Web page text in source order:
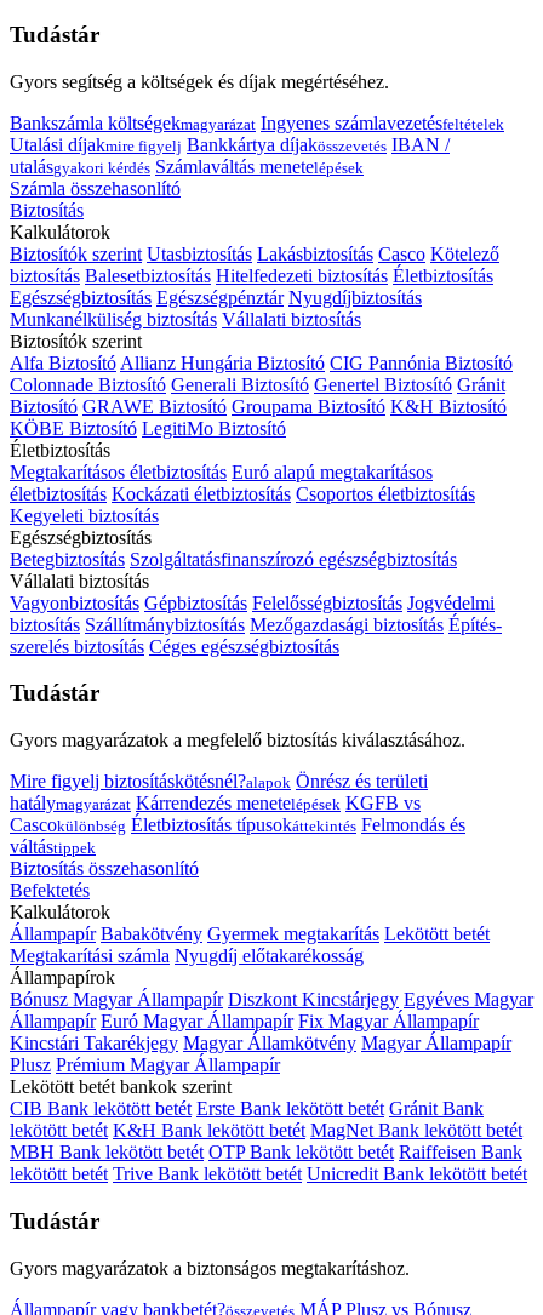
Tudástár
Gyors segítség a költségek és díjak megértéséhez.
Bankszámla költségekmagyarázat Ingyenes számlavezetésfeltételek
Utalási díjakmire figyelj Bankkártya díjakösszevetés IBAN /
utalásgyakori kérdés Számlaváltás menetelépések
Számla összehasonlító
Biztosítás
Kalkulátorok
Biztosítók szerint Utasbiztosítás Lakásbiztosítás Casco Kötelező
biztosítás Balesetbiztosítás Hitelfedezeti biztosítás Életbiztosítás
Egészségbiztosítás Egészségpénztár Nyugdíjbiztosítás
Munkanélküliség biztosítás Vállalati biztosítás
Biztosítók szerint
Alfa Biztosító Allianz Hungária Biztosító CIG Pannónia Biztosító
Colonnade Biztosító Generali Biztosító Genertel Biztosító Gránit
Biztosító GRAWE Biztosító Groupama Biztosító K&H Biztosító
KÖBE Biztosító LegitiMo Biztosító
Életbiztosítás
Megtakarításos életbiztosítás Euró alapú megtakarításos
életbiztosítás Kockázati életbiztosítás Csoportos életbiztosítás
Kegyeleti biztosítás
Egészségbiztosítás
Betegbiztosítás Szolgáltatásfinanszírozó egészségbiztosítás
Vállalati biztosítás
Vagyonbiztosítás Gépbiztosítás Felelősségbiztosítás Jogvédelmi
biztosítás Szállítmánybiztosítás Mezőgazdasági biztosítás Építés-
szerelés biztosítás Céges egészségbiztosítás
Tudástár
Gyors magyarázatok a megfelelő biztosítás kiválasztásához.
Mire figyelj biztosításkötésnél?alapok Önrész és területi
hatálymagyarázat Kárrendezés menetelépések KGFB vs
Cascokülönbség Életbiztosítás típusokáttekintés Felmondás és
váltástippek
Biztosítás összehasonlító
Befektetés
Kalkulátorok
Állampapír Babakötvény Gyermek megtakarítás Lekötött betét
Megtakarítási számla Nyugdíj előtakarékosság
Állampapírok
Bónusz Magyar Állampapír Diszkont Kincstárjegy Egyéves Magyar
Állampapír Euró Magyar Állampapír Fix Magyar Állampapír
Kincstári Takarékjegy Magyar Államkötvény Magyar Állampapír
Plusz Prémium Magyar Állampapír
Lekötött betét bankok szerint
CIB Bank lekötött betét Erste Bank lekötött betét Gránit Bank
lekötött betét K&H Bank lekötött betét MagNet Bank lekötött betét
MBH Bank lekötött betét OTP Bank lekötött betét Raiffeisen Bank
lekötött betét Trive Bank lekötött betét Unicredit Bank lekötött betét
Tudástár
Gyors magyarázatok a biztonságos megtakarításhoz.
Állampapír vagy bankbetét?összevetés MÁP Plusz vs Bónusz